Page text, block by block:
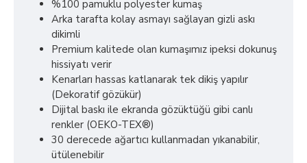
%100 pamuklu polyester kumaş
Arka tarafta kolay asmayı sağlayan gizli askı
dikimli
Premium kalitede olan kumaşımız ipeksi dokunuş
hissiyatı verir
Kenarları hassas katlanarak tek dikiş yapılır
(Dekoratif gözükür)
Dijital baskı ile ekranda gözüktüğü gibi canlı
renkler (OEKO-TEX®)
30 derecede ağartıcı kullanmadan yıkanabilir,
ütülenebilir